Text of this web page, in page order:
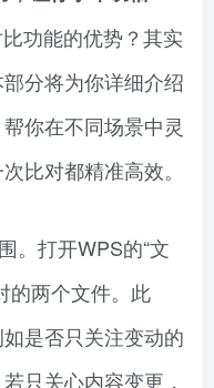
功能的优势？其实
分将为你详细介绍
你在不同场景中灵
比对都精准高效。
。打开WPS的“文
的两个文件。此
是否只关注变动的
只关心内容变更，